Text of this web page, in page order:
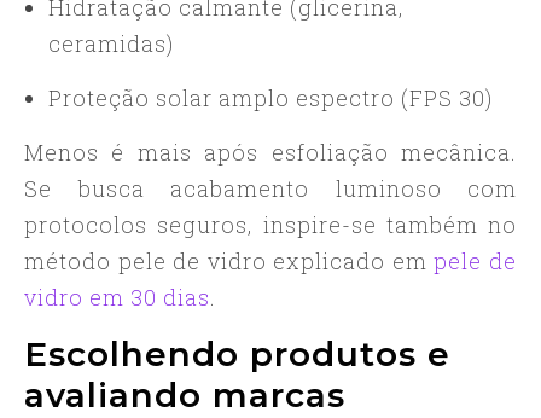
Hidratação calmante (glicerina,
ceramidas)
Proteção solar amplo espectro (FPS 30)
Menos é mais após esfoliação mecânica.
Se busca acabamento luminoso com
protocolos seguros, inspire-se também no
método pele de vidro explicado empele de
vidro em 30 dias.
Escolhendo produtos e
avaliando marcas